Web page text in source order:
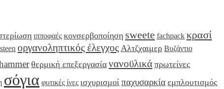
ιπποφαές κονσερβοποίηση sweete fachpack κρασί
οργανοληπτικός έλεγχος Αλτζχαιμερ Βυζάντιο
θερμική επεξεργασία νανοϋλικά πρωτείνες
σόγια φυτικές ίνες ισχυρισμοί παχυσαρκία εμπλουτισμός